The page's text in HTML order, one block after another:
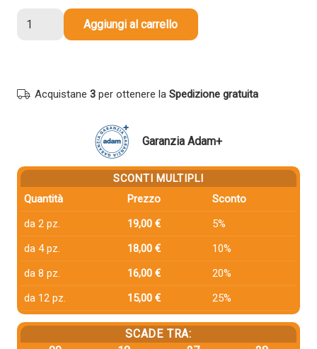
compatibile
quantità
Aggiungi al carrello
Acquistane 3 per ottenere la Spedizione gratuita
Garanzia Adam+
SCONTI MULTIPLI
Quantità
Prezzo
Sconto
da 2 pz.
19,00 €
5%
da 4 pz.
18,00 €
10%
da 8 pz.
16,00 €
20%
da 12 pz.
15,00 € 25%
SCADE TRA: